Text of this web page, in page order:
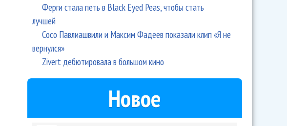
Ферги стала петь в Black Eyed Peas, чтобы стать
лучшей
Сосо Павлиашвили и Максим Фадеев показали клип «Я не
вернулся»
Zivert дебютировала в большом кино
Новое